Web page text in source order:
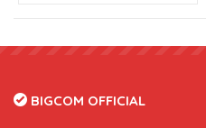
BIGCOM OFFICIAL